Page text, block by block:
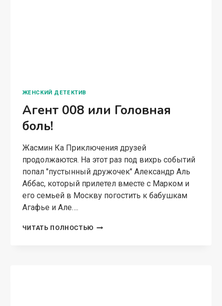
ЖЕНСКИЙ ДЕТЕКТИВ
Агент 008 или Головная
боль!
Жасмин Ка Приключения друзей
продолжаются. На этот раз под вихрь событий
попал "пустынный дружочек" Александр Аль
Аббас, который прилетел вместе с Марком и
его семьей в Москву погостить к бабушкам
Агафье и Але….
ЧИТАТЬ ПОЛНОСТЬЮ АГЕНТ